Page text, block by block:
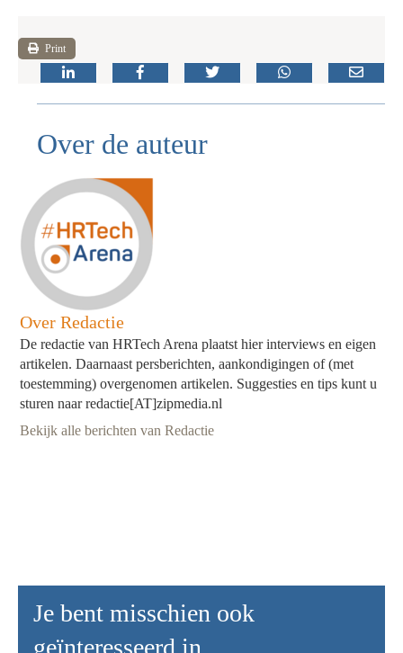
Print
Over de auteur
Over Redactie
De redactie van HRTech Arena plaatst hier interviews en eigen
artikelen. Daarnaast persberichten, aankondigingen of (met
toestemming) overgenomen artikelen. Suggesties en tips kunt u
sturen naar redactie[AT]zipmedia.nl
Bekijk alle berichten van Redactie
Je bent misschien ook
geïnteresseerd in